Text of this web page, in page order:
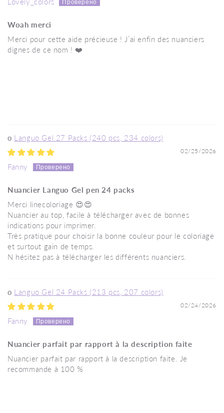
Woah merci
Merci pour cette aide précieuse ! J’ai enfin des nuanciers
dignes de ce nom ! ❤️
Languo Gel 27 Packs (240 pcs, 234 colors)
02/25/2026
Fanny
Nuancier Languo Gel pen 24 packs
Merci linecoloriage 😍😍
Nuancier au top, facile à télécharger avec de bonnes
indications pour imprimer.
Très pratique pour choisir la bonne couleur pour le coloriage
et surtout gain de temps.
N hésitez pas à télécharger les différents nuanciers.
Languo Gel 24 Packs (213 pcs, 207 colors)
02/24/2026
Fanny
Nuancier parfait par rapport à la description faite
Nuancier parfait par rapport à la description faite. Je
recommande à 100 %